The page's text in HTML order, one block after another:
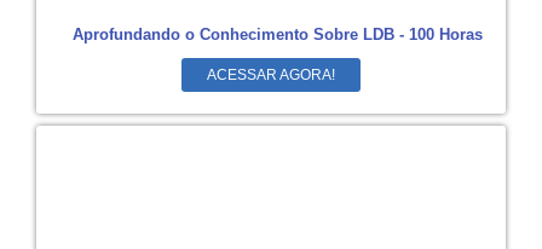
Aprofundando o Conhecimento Sobre LDB - 100 Horas
ACESSAR AGORA!